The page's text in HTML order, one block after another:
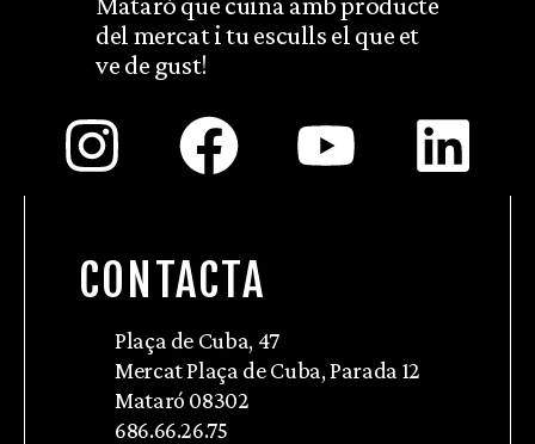
del mercat i tu esculls el que et
ve de gust!
CONTACTA
Plaça de Cuba, 47
Mercat Plaça de Cuba, Parada 12
Mataró 08302
686.66.26.75